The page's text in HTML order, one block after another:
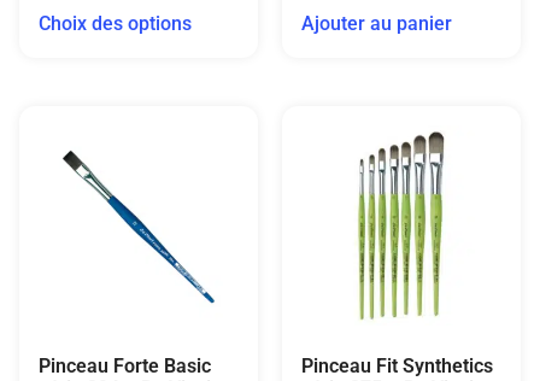
Choix des options Ajouter au panier
Pinceau Forte Basic
Pinceau Fit Synthetics